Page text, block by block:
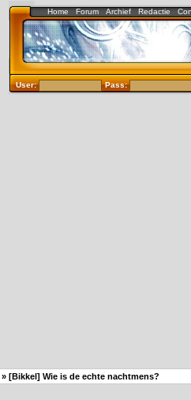
Home Forum Archief Redactie
User: Pass:
» [Bikkel] Wie is de echte nachtmens?